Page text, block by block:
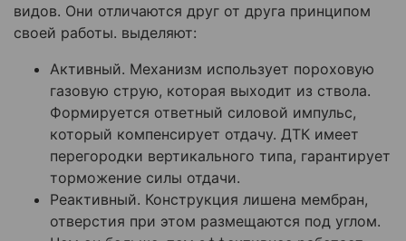
видов. Они отличаются друг от друга принципом
своей работы. выделяют:
Активный. Механизм использует пороховую
газовую струю, которая выходит из ствола.
Формируется ответный силовой импульс,
который компенсирует отдачу. ДТК имеет
перегородки вертикального типа, гарантирует
торможение силы отдачи.
Реактивный. Конструкция лишена мембран,
отверстия при этом размещаются под углом.